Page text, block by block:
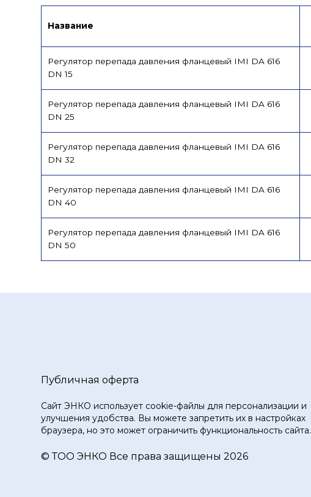
Название
Регулятор перепада давления фланцевый IMI DA 616
DN 15
Регулятор перепада давления фланцевый IMI DA 616
DN 25
Регулятор перепада давления фланцевый IMI DA 616
DN 32
Регулятор перепада давления фланцевый IMI DA 616
DN 40
Регулятор перепада давления фланцевый IMI DA 616
DN 50
Публичная оферта
Сайт ЭНКО использует cookie-файлы для персонализации и
улучшения удобства. Вы можете запретить их в настройках
браузера, но это может ограничить функциональность сайта.
© ТOO ЭНКО Все права защищены 2026